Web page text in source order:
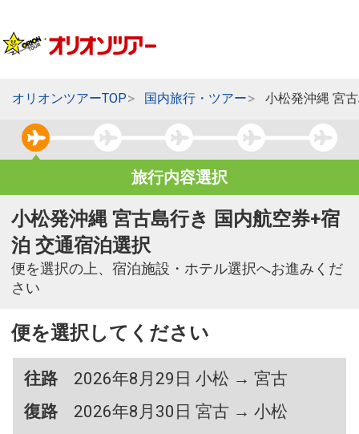
オリオンツアーTOP 国内旅行・ツアー 小松発沖縄 宮
旅行内容選択
小松発沖縄 宮古島行き 国内航空券+宿
泊 交通宿泊選択
便を選択の上、宿泊施設・ホテル選択へお進みくだ
さい
便を選択してください
往路
2026年8月29日 小松 → 宮古
復路
2026年8月30日 宮古 → 小松